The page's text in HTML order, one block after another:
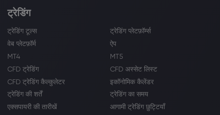
ट्रेडिंग
ट्रेडिंग टूल्स
ट्रेडिंग प्लेटफ़ॉर्म्स
वेब प्लेटफ़ॉर्म
ऐप
MT4
MT5
CFD ट्रेडिंग
CFD अस्सेट लिस्ट
CFD ट्रेडिंग कैल्कुलेटर
इकॉनोमिक कैलेंडर
ट्रेडिंग की शर्तें
ट्रेडिंग का समय
एक्सपायरी की तारीखें
आगामी ट्रेडिंग छुट्टियाँ